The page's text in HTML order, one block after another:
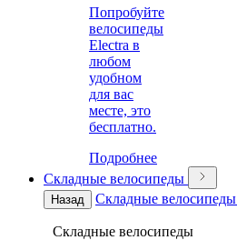
Попробуйте
велосипеды
Electra в
любом
удобном
для вас
месте, это
бесплатно.
Подробнее
Складные велосипеды
Назад Складные велосипеды
Складные велосипеды